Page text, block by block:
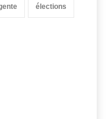
élections